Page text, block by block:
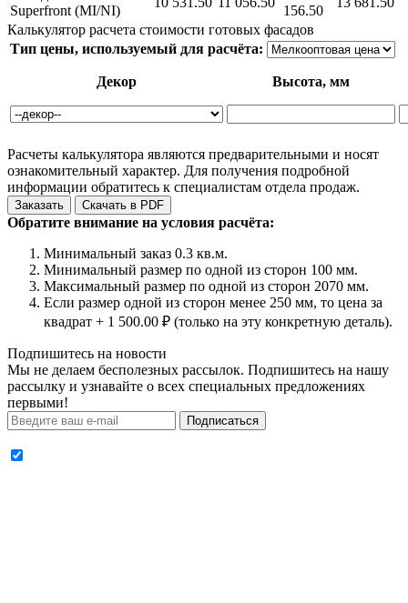
Superfront (MI/NI)
156.50
Калькулятор расчета стоимости готовых фасадов
Тип цены, используемый для расчёта:
Декор Высота, мм
Расчеты калькулятора являются предварительными и носят
ознакомительный характер. Для получения подробной
информации обратитесь к специалистам отдела продаж.
Заказать Скачать в PDF
Обратите внимание на условия расчёта:
Минимальный заказ 0.3 кв.м.
Минимальный размер по одной из сторон 100 мм.
Максимальный размер по одной из сторон 2070 мм.
Если размер одной из сторон менее 250 мм, то цена за
квадрат + 1 500.00 ₽ (только на эту конкретную деталь).
Подпишитесь на новости
Мы не делаем бесполезных рассылок. Подпишитесь на нашу
рассылку и узнавайте о всех специальных предложениях
первыми!
Подписаться